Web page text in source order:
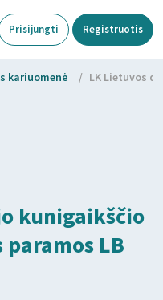
Prisijungti Registruotis
kariuomenė / LK Lietuvos
kunigaikščio
LB